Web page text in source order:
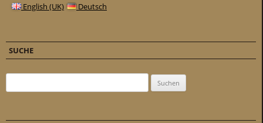
English (UK) Deutsch
SUCHE